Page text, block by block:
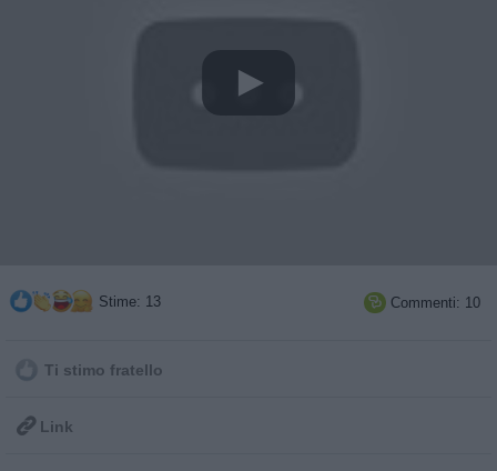
Stime: 13  Commenti: 10
Ti stimo fratello
 Link